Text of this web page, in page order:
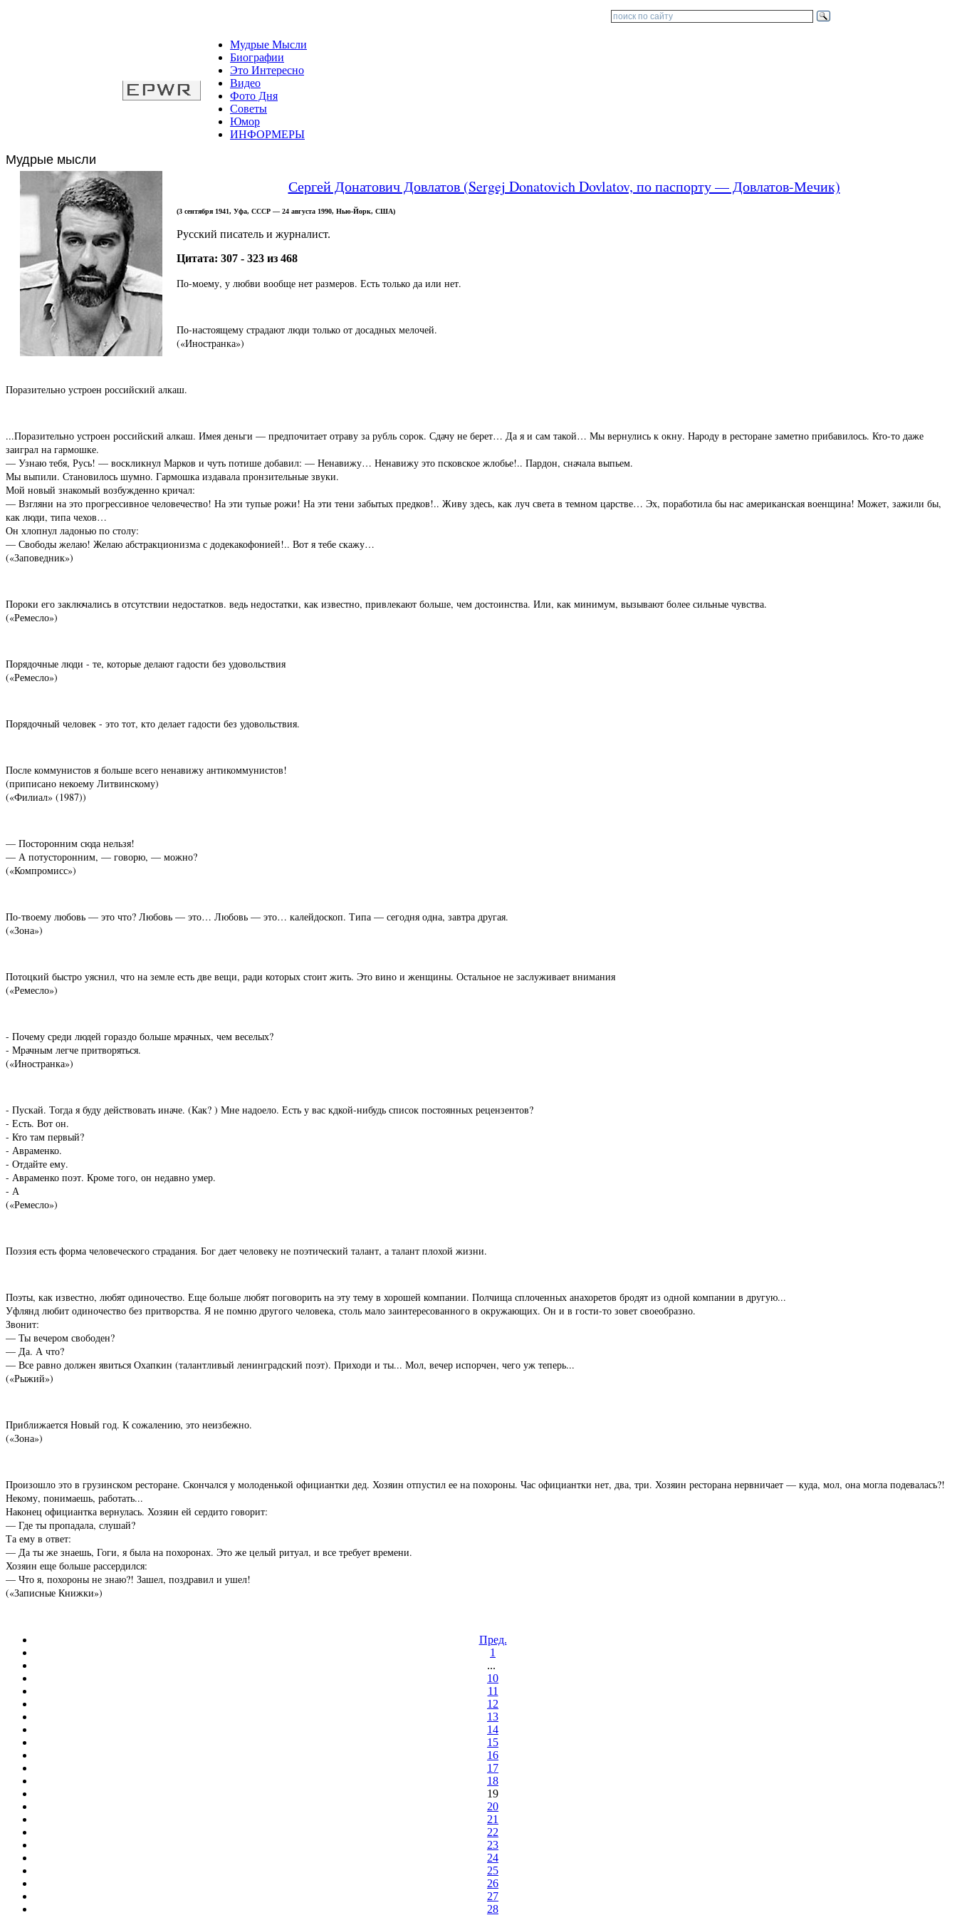
Мудрые Мысли
Биографии
Это Интересно
Видео
Фото Дня
Советы
Юмор
ИНФОРМЕРЫ
Мудрые мысли
Сергей Донатович Довлатов (Sergej Donatovich Dovlatov, по паспорту — Довлатов-Мечик)
(3 сентября 1941, Уфа, СССР — 24 августа 1990, Нью-Йорк, США)
Русский писатель и журналист.
Цитата: 307 - 323 из 468
По-моему, у любви вообще нет размеров. Есть только да или нет.
По-настоящему страдают люди только от досадных мелочей.
(«Иностранка»)
Поразительно устроен российский алкаш.
...Поразительно устроен российский алкаш. Имея деньги — предпочитает отраву за рубль сорок. Сдачу не берет… Да я и сам такой… Мы вернулись к окну. Народу в ресторане заметно прибавилось. Кто-то даже
заиграл на гармошке.
— Узнаю тебя, Русь! — воскликнул Марков и чуть потише добавил: — Ненавижу… Ненавижу это псковское жлобье!.. Пардон, сначала выпьем.
Мы выпили. Становилось шумно. Гармошка издавала пронзительные звуки.
Мой новый знакомый возбужденно кричал:
— Взгляни на это прогрессивное человечество! На эти тупые рожи! На эти тени забытых предков!.. Живу здесь, как луч света в темном царстве… Эх, поработила бы нас американская военщина! Может, зажили бы,
как люди, типа чехов…
Он хлопнул ладонью по столу:
— Свободы желаю! Желаю абстракционизма с додекакофонией!.. Вот я тебе скажу…
(«Заповедник»)
Пороки его заключались в отсутствии недостатков. ведь недостатки, как известно, привлекают больше, чем достоинства. Или, как минимум, вызывают более сильные чувства.
(«Ремесло»)
Порядочные люди - те, которые делают гадости без удовольствия
(«Ремесло»)
Порядочный человек - это тот, кто делает гадости без удовольствия.
После коммунистов я больше всего ненавижу антикоммунистов!
(приписано некоему Литвинскому)
(«Филиал» (1987))
— Посторонним сюда нельзя!
— А потусторонним, — говорю, — можно?
(«Компромисс»)
По-твоему любовь — это что? Любовь — это… Любовь — это… калейдоскоп. Типа — сегодня одна, завтра другая.
(«Зона»)
Потоцкий быстро уяснил, что на земле есть две вещи, ради которых стоит жить. Это вино и женщины. Остальное не заслуживает внимания
(«Ремесло»)
- Почему среди людей гораздо больше мрачных, чем веселых?
- Мрачным легче притворяться.
(«Иностранка»)
- Пускай. Тогда я буду действовать иначе. (Как? ) Мне надоело. Есть у вас кдкой-нибудь список постоянных рецензентов?
- Есть. Вот он.
- Кто там первый?
- Авраменко.
- Отдайте ему.
- Авраменко поэт. Кроме того, он недавно умер.
- А
(«Ремесло»)
Поэзия есть форма человеческого страдания. Бог дает человеку не поэтический талант, а талант плохой жизни.
Поэты, как известно, любят одиночество. Еще больше любят поговорить на эту тему в хорошей компании. Полчища сплоченных анахоретов бродят из одной компании в другую...
Уфлянд любит одиночество без притворства. Я не помню другого человека, столь мало заинтересованного в окружающих. Он и в гости-то зовет своеобразно.
Звонит:
— Ты вечером свободен?
— Да. А что?
— Все равно должен явиться Охапкин (талантливый ленинградский поэт). Приходи и ты... Мол, вечер испорчен, чего уж теперь...
(«Рыжий»)
Приближается Новый год. К сожалению, это неизбежно.
(«Зона»)
Произошло это в грузинском ресторане. Скончался у молоденькой официантки дед. Хозяин отпустил ее на похороны. Час официантки нет, два, три. Хозяин ресторана нервничает — куда, мол, она могла подевалась?!
Некому, понимаешь, работать...
Наконец официантка вернулась. Хозяин ей сердито говорит:
— Где ты пропадала, слушай?
Та ему в ответ:
— Да ты же знаешь, Гоги, я была на похоронах. Это же целый ритуал, и все требует времени.
Хозяин еще больше рассердился:
— Что я, похороны не знаю?! Зашел, поздравил и ушел!
(«Записные Книжки»)
Пред.
1
...
10
11
12
13
14
15
16
17
18
19
20
21
22
23
24
25
26
27
28